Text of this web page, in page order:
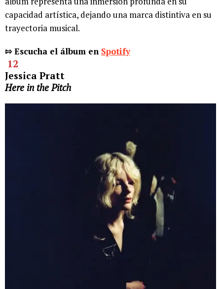
capacidad artística, dejando una marca distintiva en su
trayectoria musical.
⇰ Escucha el álbum en Spotify
12
Jessica Pratt
Here in the Pitch